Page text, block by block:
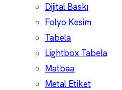
Dijital Baskı
Folyo Kesim
Tabela
Lightbox Tabela
Matbaa
Metal Etiket